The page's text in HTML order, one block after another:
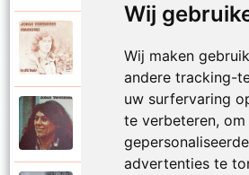
Wij
Wij maken
andere tracking-
uw surfervaring
te verbeteren, om
advertenties te
Marionet
Johan Verminnen